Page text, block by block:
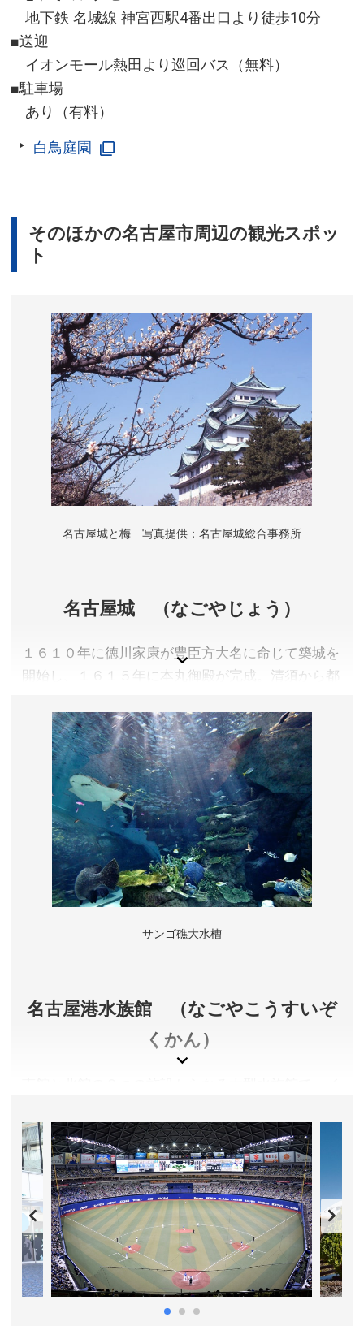
地下鉄 名城線 神宮西駅4番出口より徒歩10分
■送迎
イオンモール熱田より巡回バス（無料）
■駐車場
あり（有料）
白鳥庭園
そのほかの名古屋市周辺の観光スポッ
ト
名古屋城と梅 写真提供：名古屋城総合事務所
名古屋城 （なごやじょう）
１６１０年に徳川家康が豊臣方大名に命じて築城を
開始し、１６１５年に本丸御殿が完成。清須から都
した。
愛知県名古屋市
観覧料／大人500円、中学生以下無料
開園時間／9:00～16:30 ※本丸御殿等、建物内への入場
は16:00まで
休園日／12月29日～31日、1月1日 ※催事等により変
更となる場合があります。
アクセス／名城線 市役所駅(7番出口)より徒歩約5分 ※
詳しくは公式サイトをご確認ください。
所在地／愛知県名古屋市中区本丸
サンゴ礁大水槽
名古屋港水族館 （なごやこうすいぞ
くかん）
くサンゴ礁大水槽は迫力満点です。
愛知県名古屋市
入館料／大人2,030円、高校生2,030円、小中学生1,010
円、幼児(4歳以上)500円、夜間入館:大人1,620円、高校
生1,620円、小中学生800円、幼児(4歳以上)400円 ※夜
間入館券はゴールデンウィークおよび夏休み期間などの
夜間営業日に17時以降に入館する場合の料金です。
営業時間／9:30～17:30 ※季節によって変動します。詳
しくは公式サイトをご確認ください。